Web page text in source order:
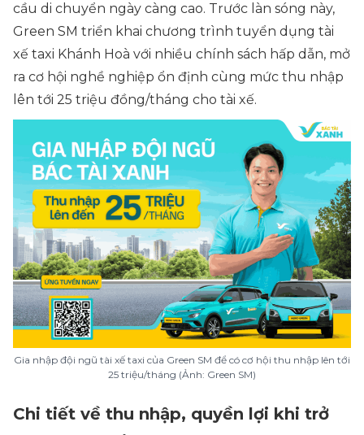
cầu di chuyển ngày càng cao. Trước làn sóng này,
Green SM triển khai chương trình tuyển dụng tài
xế taxi Khánh Hoà với nhiều chính sách hấp dẫn, mở
ra cơ hội nghề nghiệp ổn định cùng mức thu nhập
lên tới 25 triệu đồng/tháng cho tài xế.
Gia nhập đội ngũ tài xế taxi của Green SM để có cơ hội thu nhập lên tới
25 triệu/tháng (Ảnh: Green SM)
Chi tiết về thu nhập, quyền lợi khi trở